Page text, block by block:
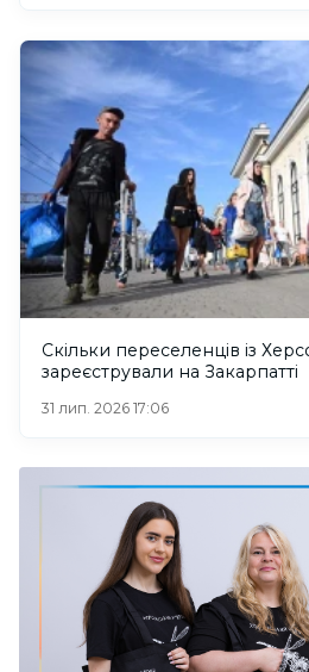
Скільки переселенців із
зареєстрували на Закарпатті
31 лип. 2026 17:06